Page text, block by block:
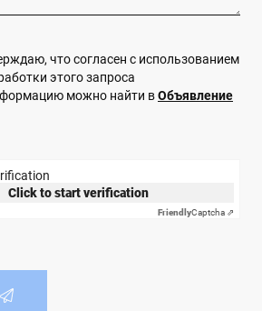
что согласен с использованием
этого запроса
можно найти вОбъявление
Click to start verification
FriendlyCaptcha ⇗